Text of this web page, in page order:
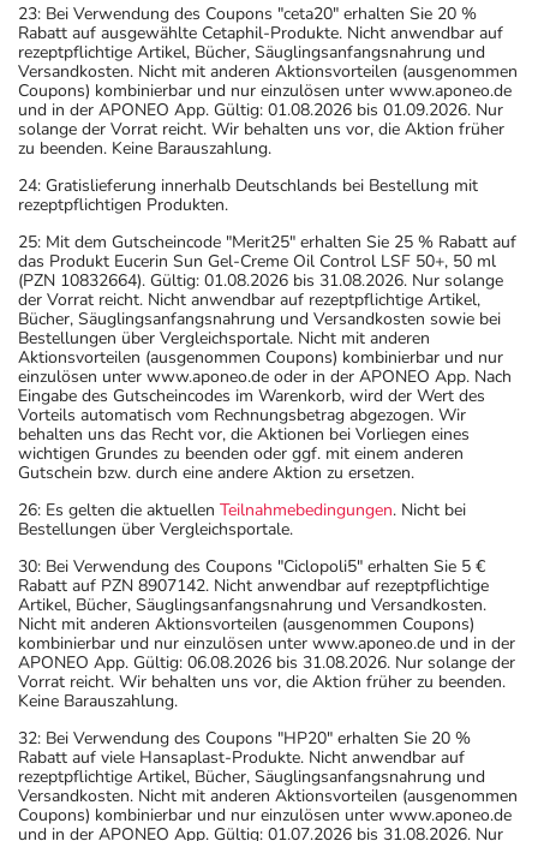
23: Bei Verwendung des Coupons "ceta20" erhalten Sie 20 %
Rabatt auf ausgewählte Cetaphil-Produkte. Nicht anwendbar auf
rezeptpflichtige Artikel, Bücher, Säuglingsanfangsnahrung und
Versandkosten. Nicht mit anderen Aktionsvorteilen (ausgenommen
Coupons) kombinierbar und nur einzulösen unter www.aponeo.de
und in der APONEO App. Gültig: 01.08.2026 bis 01.09.2026. Nur
solange der Vorrat reicht. Wir behalten uns vor, die Aktion früher
zu beenden. Keine Barauszahlung.
24: Gratislieferung innerhalb Deutschlands bei Bestellung mit
rezeptpflichtigen Produkten.
25: Mit dem Gutscheincode "Merit25" erhalten Sie 25 % Rabatt auf
das Produkt Eucerin Sun Gel-Creme Oil Control LSF 50+, 50 ml
(PZN 10832664). Gültig: 01.08.2026 bis 31.08.2026. Nur solange
der Vorrat reicht. Nicht anwendbar auf rezeptpflichtige Artikel,
Bücher, Säuglingsanfangsnahrung und Versandkosten sowie bei
Bestellungen über Vergleichsportale. Nicht mit anderen
Aktionsvorteilen (ausgenommen Coupons) kombinierbar und nur
einzulösen unter www.aponeo.de oder in der APONEO App. Nach
Eingabe des Gutscheincodes im Warenkorb, wird der Wert des
Vorteils automatisch vom Rechnungsbetrag abgezogen. Wir
behalten uns das Recht vor, die Aktionen bei Vorliegen eines
wichtigen Grundes zu beenden oder ggf. mit einem anderen
Gutschein bzw. durch eine andere Aktion zu ersetzen.
26: Es gelten die aktuellen Teilnahmebedingungen. Nicht bei
Bestellungen über Vergleichsportale.
30: Bei Verwendung des Coupons "Ciclopoli5" erhalten Sie 5 €
Rabatt auf PZN 8907142. Nicht anwendbar auf rezeptpflichtige
Artikel, Bücher, Säuglingsanfangsnahrung und Versandkosten.
Nicht mit anderen Aktionsvorteilen (ausgenommen Coupons)
kombinierbar und nur einzulösen unter www.aponeo.de und in der
APONEO App. Gültig: 06.08.2026 bis 31.08.2026. Nur solange der
Vorrat reicht. Wir behalten uns vor, die Aktion früher zu beenden.
Keine Barauszahlung.
32: Bei Verwendung des Coupons "HP20" erhalten Sie 20 %
Rabatt auf viele Hansaplast-Produkte. Nicht anwendbar auf
rezeptpflichtige Artikel, Bücher, Säuglingsanfangsnahrung und
Versandkosten. Nicht mit anderen Aktionsvorteilen (ausgenommen
Coupons) kombinierbar und nur einzulösen unter www.aponeo.de
und in der APONEO App. Gültig: 01.07.2026 bis 31.08.2026. Nur